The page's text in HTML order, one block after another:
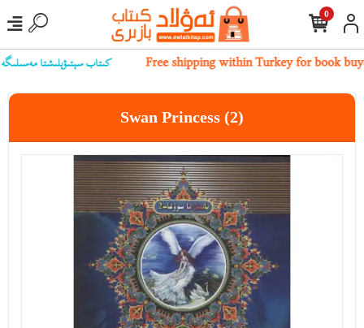
كىتاب سېتىۋېلىشتا مەسىلىگە Free shipping within Turkey for book
0
Swan Princess (2)